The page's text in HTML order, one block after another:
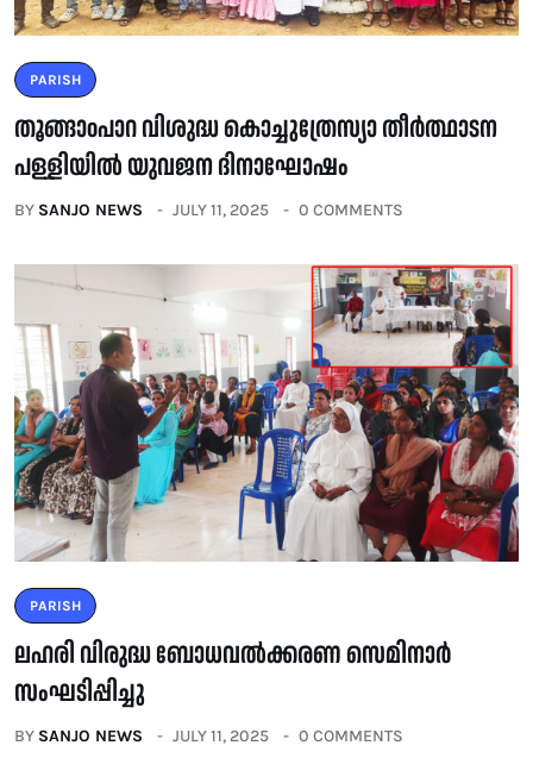
PARISH
തൂങ്ങാoപാറ വിശുദ്ധ കൊച്ചുത്രേസ്യാ തീർത്ഥാടന
പള്ളിയിൽ യുവജന ദിനാഘോഷം
BY SANJO NEWS JULY 11, 2025 0 COMMENTS
PARISH
ലഹരി വിരുദ്ധ ബോധവൽക്കരണ സെമിനാർ
സംഘടിപ്പിച്ചു
BY SANJO NEWS JULY 11, 2025 0 COMMENTS